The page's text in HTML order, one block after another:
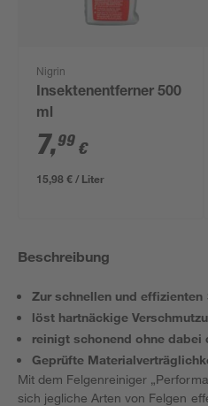
Nigrin
Insektenentferner 500
ml
7,99 €
15,98 € / Liter
Beschreibung
Zur schnellen und effizienten
löst hartnäckige
reinigt schonend ohne dabei
Geprüfte
Mit dem Felgenreiniger
sich jegliche Arten von Felgen